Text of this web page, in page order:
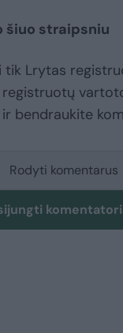
šiuo straipsniu
tik Lrytas
registruotų
bendraukite
Rodyti komentarus